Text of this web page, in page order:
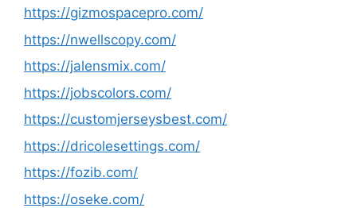
https://gizmospacepro.com/
https://nwellscopy.com/
https://jalensmix.com/
https://jobscolors.com/
https://customjerseysbest.com/
https://dricolesettings.com/
https://fozib.com/
https://oseke.com/